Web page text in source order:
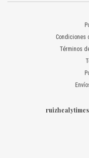
Condiciones
Términos